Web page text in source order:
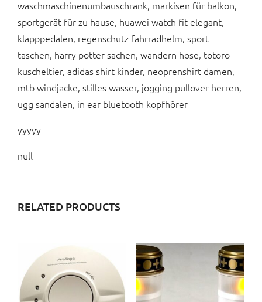
waschmaschinenumbauschrank, markisen für balkon,
sportgerät für zu hause, huawei watch fit elegant,
klapppedalen, regenschutz fahrradhelm, sport
taschen, harry potter sachen, wandern hose, totoro
kuscheltier, adidas shirt kinder, neoprenshirt damen,
mtb windjacke, stilles wasser, jogging pullover herren,
ugg sandalen, in ear bluetooth kopfhörer
yyyyy
null
RELATED PRODUCTS